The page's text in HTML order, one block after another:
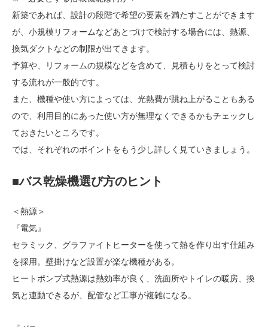
新築であれば、設計の段階で希望の要素を満たすことができます
が、小規模リフォームなどあとづけで検討する場合には、熱源、
換気ダクトなどの制限が出てきます。
予算や、リフォームの規模などを含めて、見積もりをとって検討
する流れが一般的です。
また、機種や使い方によっては、光熱費が跳ね上がることもある
ので、利用目的にあった使い方が無理なくできるかもチェックし
ておきたいところです。
では、それぞれのポイントをもう少し詳しく見ていきましょう。
■バス乾燥機選び方のヒント
＜熱源＞
『電気』
セラミック、グラファイトヒーターを使って熱を作り出す仕組み
を採用。壁掛けなど設置が楽な機種がある。
ヒートポンプ式熱源は熱効率が良く、洗面所やトイレの暖房、換
気と連動できるが、配管など工事が複雑になる。